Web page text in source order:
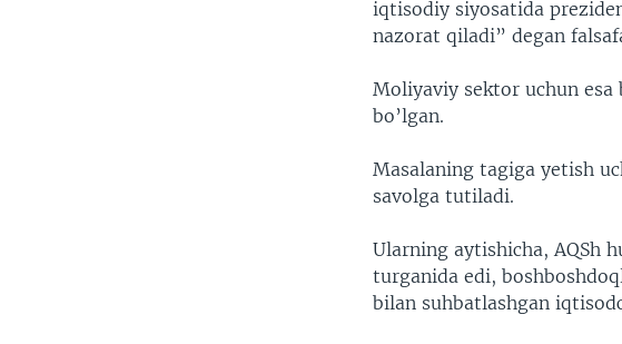
iqtisodiy siyosatida
nazorat qiladi” degan
Moliyaviy sektor uchun
bo’lgan.
Masalaning tagiga yetish
savolga tutiladi.
Ularning aytishicha, AQSh
turganida edi,
bilan suhbatlashgan